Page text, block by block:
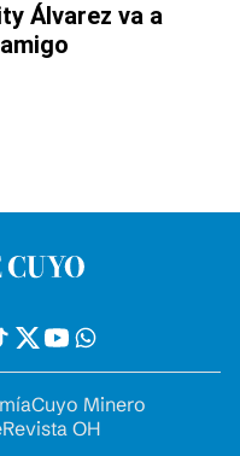
Álvarez va a
Cuyo Minero
Revista OH